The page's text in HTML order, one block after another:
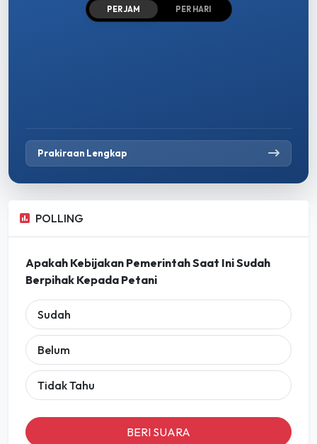
PER JAM PER HARI
Prakiraan Lengkap
POLLING
Apakah Kebijakan Pemerintah Saat Ini Sudah
Berpihak Kepada Petani
Sudah
Belum
Tidak Tahu
BERI SUARA